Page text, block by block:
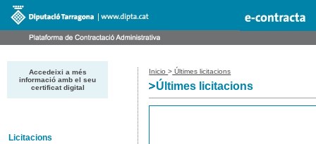
Accedeixi a més
informació amb el seu
certificat digital
Licitacions
Inicio> Últimes licitacions
Últimes licitacions